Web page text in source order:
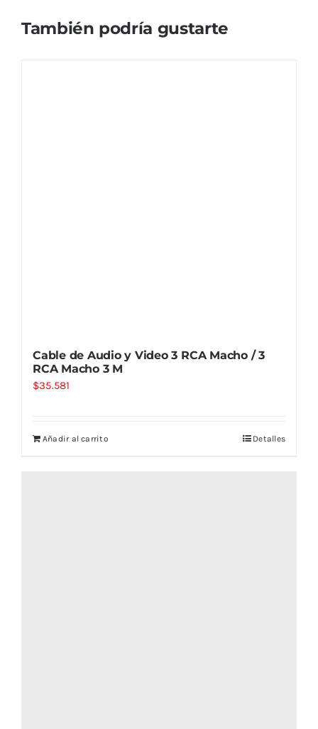
También podría gustarte
Cable de Audio y Video 3 RCA Macho / 3
RCA Macho 3 M
$35.581
Añadir al carrito Detalles